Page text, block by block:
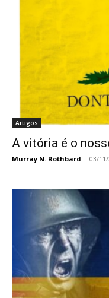
Artigos
A vitória é o
Murray N. Rothbard - 03/